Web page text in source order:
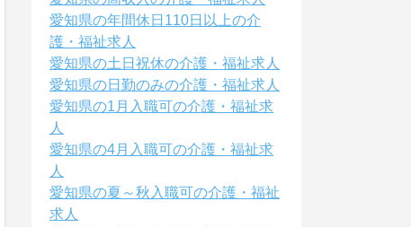
愛知県の年間休日110日以上の介
護・福祉求人
愛知県の土日祝休の介護・福祉求人
愛知県の日勤のみの介護・福祉求人
愛知県の1月入職可の介護・福祉求
人
愛知県の4月入職可の介護・福祉求
人
愛知県の夏～秋入職可の介護・福祉
求人